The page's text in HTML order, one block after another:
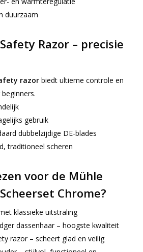
duurzaam
Razor – precisie
razorbiedt ultieme controle en
gebruik
dubbelzijdige DE-blades
traditioneel scheren
voor de Mühle
Chrome?
klassieke uitstraling
dassenhaar – hoogste kwaliteit
razor – scheert glad en veilig